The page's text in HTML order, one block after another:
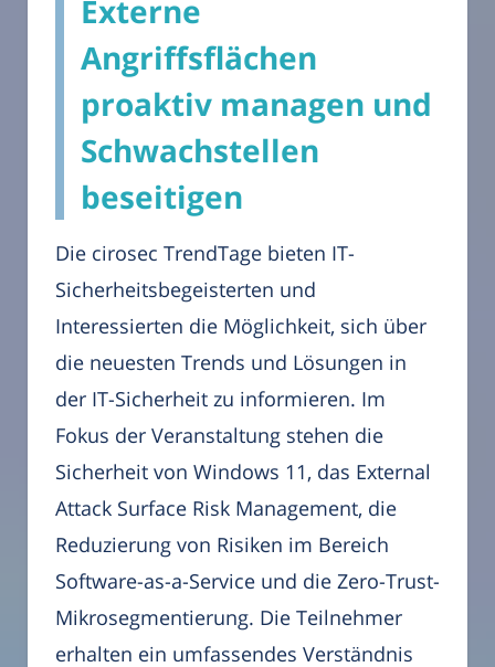
Externe
Angriffsflächen
proaktiv managen und
Schwachstellen
beseitigen
Die cirosec TrendTage bieten IT-
Sicherheitsbegeisterten und
Interessierten die Möglichkeit, sich über
die neuesten Trends und Lösungen in
der IT-Sicherheit zu informieren. Im
Fokus der Veranstaltung stehen die
Sicherheit von Windows 11, das External
Attack Surface Risk Management, die
Reduzierung von Risiken im Bereich
Software-as-a-Service und die Zero-Trust-
Mikrosegmentierung. Die Teilnehmer
erhalten ein umfassendes Verständnis